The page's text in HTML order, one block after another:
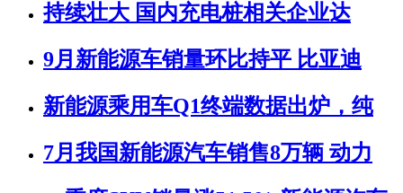
持续壮大 国内充电桩相关企业达
9月新能源车销量环比持平 比亚迪
新能源乘用车Q1终端数据出炉，纯
7月我国新能源汽车销售8万辆 动力